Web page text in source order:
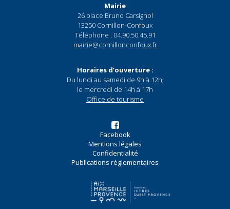
Mairie
26 place Bruno Carsignol
13250 Cornillon-Confoux
Téléphone : 04.90.50.45.91
mairie@cornillonconfoux.fr
Horaires d’ouverture :
Du lundi au samedi de 9h à 12h,
le mercredi de 14h à 17h
Office de tourisme
Facebook
Mentions légales
Confidentialité
Publications règlementaires